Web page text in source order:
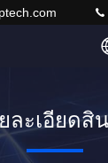
ละเอียดสิ